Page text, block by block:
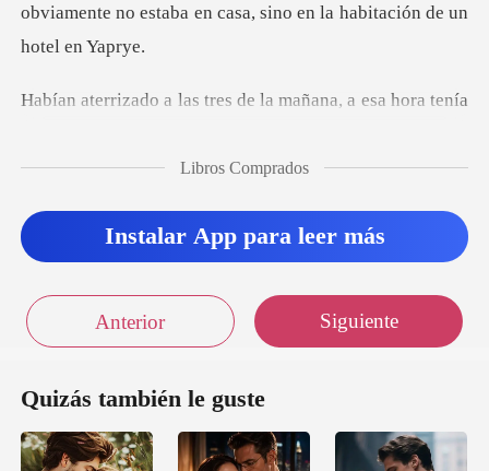
Salir
Instalar APP as tres de la mañana,
Libros Comprados
Instalar App para leer más
Anterior Siguiente
Quizás también le guste